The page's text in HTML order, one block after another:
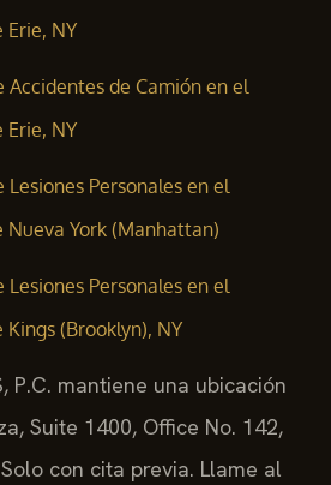
Erie, NY
Accidentes de Camión en el
Erie, NY
Lesiones Personales en el
Nueva York (Manhattan)
Lesiones Personales en el
Kings (Brooklyn), NY
P.C. mantiene una ubicación
Suite 1400, Office No. 142,
con cita previa. Llame al